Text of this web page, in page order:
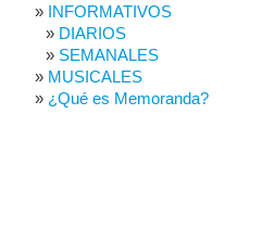
INFORMATIVOS
DIARIOS
SEMANALES
MUSICALES
¿Qué es Memoranda?